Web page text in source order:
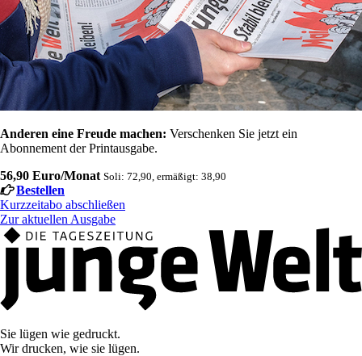
Anderen eine Freude machen: Verschenken Sie jetzt ein
Abonnement der Printausgabe.
56,90 Euro/Monat Soli: 72,90, ermäßigt: 38,90
Bestellen
Kurzzeitabo abschließen
Zur aktuellen Ausgabe
Sie lügen wie gedruckt.
Wir drucken, wie sie lügen.